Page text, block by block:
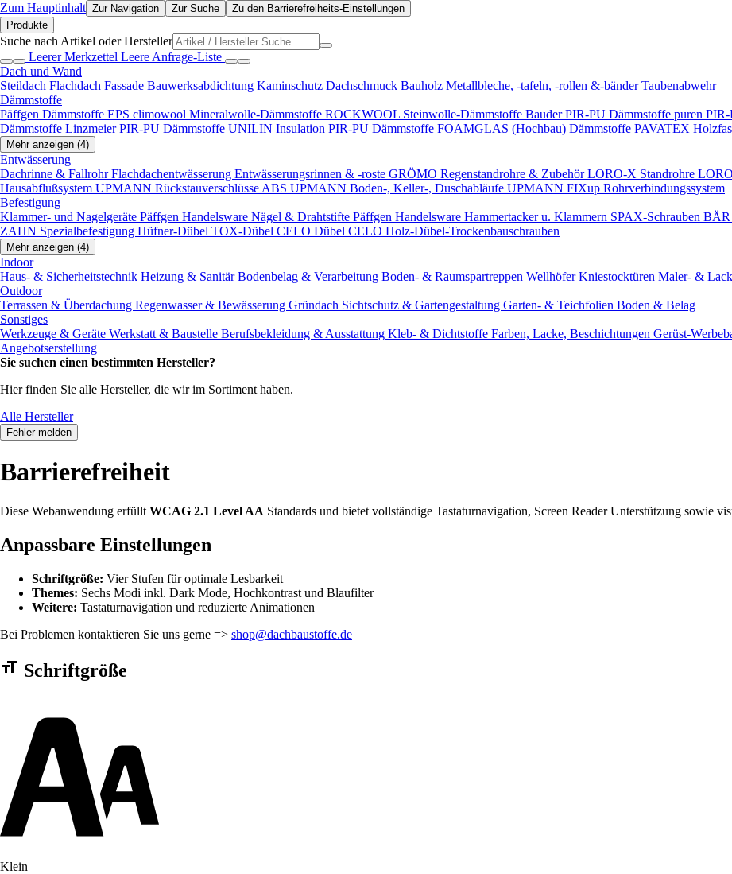
Zum Hauptinhalt Zur Navigation Zur Suche
Zu den Barrierefreiheits-Einstellungen
Produkte
Suche nach Artikel oder Hersteller
Leerer Merkzettel Leere Anfrage-Liste
Dach und Wand
Steildach Flachdach Fassade Bauwerksabdichtung Kaminschutz Dachschmuck Bauholz Metallbleche, -tafeln, -rollen &-bänderTaubenabwehr
Dämmstoffe
Päffgen Dämmstoffe EPS climowool Mineralwolle-Dämmstoffe ROCKWOOL Steinwolle-Dämmstoffe Bauder PIR-PU Dämmstoffe puren
Dämmstoffe Linzmeier PIR-PU Dämmstoffe UNILIN Insulation PIR-PU Dämmstoffe FOAMGLAS (Hochbau) Dämmstoffe PAVATEX
Mehr anzeigen (4)
Entwässerung
Dachrinne & FallrohrFlachdachentwässerung Entwässerungsrinnen & -roste GRÖMO Regenstandrohre & ZubehörLORO-X Standrohre
Hausabflußsystem UPMANN Rückstauverschlüsse ABS UPMANN Boden-, Keller-, Duschabläufe UPMANN FIXup Rohrverbindungssystem
Befestigung
Klammer- und Nagelgeräte Päffgen Handelsware Nägel & Drahtstifte Päffgen Handelsware Hammertacker u. Klammern SPAX-Schrauben BÄR
ZAHN Spezialbefestigung Hüfner-Dübel TOX-Dübel CELO Dübel CELO Holz-Dübel-Trockenbauschrauben
Mehr anzeigen (4)
Indoor
Haus- & Sicherheitstechnik Heizung & SanitärBodenbelag & Verarbeitung Boden- & Raumspartreppen Wellhöfer Kniestocktüren Maler- &
Outdoor
Terrassen & Überdachung Regenwasser & Bewässerung Gründach Sichtschutz & Gartengestaltung Garten- & Teichfolien Boden & Belag
Sonstiges
Werkzeuge & Geräte Werkstatt & Baustelle Berufsbekleidung & Ausstattung Kleb- & Dichtstoffe Farben, Lacke, Beschichtungen Gerüst-
Angebotserstellung
Sie suchen einen bestimmten Hersteller?
Hier finden Sie alle Hersteller, die wir im Sortiment haben.
Alle Hersteller
Fehler melden
Barrierefreiheit
Diese Webanwendung erfüllt WCAG 2.1 Level AA Standards und bietet vollständige Tastaturnavigation, Screen Reader Unterstützung sowie
Anpassbare Einstellungen
Schriftgröße: Vier Stufen für optimale Lesbarkeit
Themes: Sechs Modi inkl. Dark Mode, Hochkontrast und Blaufilter
Weitere: Tastaturnavigation und reduzierte Animationen
Bei Problemen kontaktieren Sie uns gerne => shop@dachbaustoffe.de
Barrierefreiheit Einstellungen Formular
Schriftgröße
Klein